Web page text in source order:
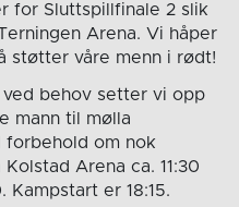
for Sluttspillfinale 2 slik
Arena. Vi håper
støtter våre menn i rødt!
behov setter vi opp
mann til mølla
forbehold om nok
Arena ca. 11:30
Kampstart er 18:15.